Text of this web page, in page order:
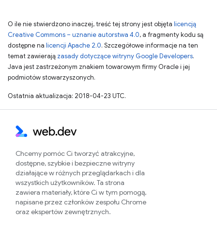
O ile nie stwierdzono inaczej, treść tej strony jest objęta licencją
Creative Commons – uznanie autorstwa 4.0, a fragmenty kodu są
dostępne na licencji Apache 2.0. Szczegółowe informacje na ten
temat zawierają zasady dotyczące witryny Google Developers.
Java jest zastrzeżonym znakiem towarowym firmy Oracle i jej
podmiotów stowarzyszonych.
Ostatnia aktualizacja: 2018-04-23 UTC.
Chcemy pomóc Ci tworzyć atrakcyjne,
dostępne, szybkie i bezpieczne witryny
działające w różnych przeglądarkach i dla
wszystkich użytkowników. Ta strona
zawiera materiały, które Ci w tym pomogą,
napisane przez członków zespołu Chrome
oraz ekspertów zewnętrznych.